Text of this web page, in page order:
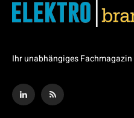
Ihr unabhängiges